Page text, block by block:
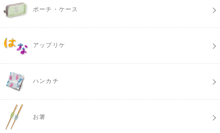
ポーチ・ケース
アップリケ
ハンカチ
お箸